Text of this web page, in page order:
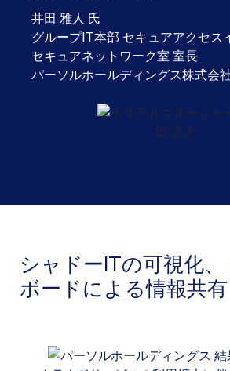
井田 雅人 氏
グループIT本部 セキュアアクセス
セキュアネットワーク室 室長
パーソルホールディングス株式会
シャドーITの可視化、
ボードによる情報共有